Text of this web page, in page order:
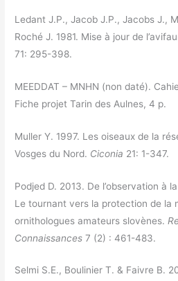
Ledant J.P., Jacob J.P., Jacobs J.,
Roché J. 1981. Mise à jour de
71: 295-398.
MEEDDAT – MNHN (non daté).
Fiche projet Tarin des Aulnes, 4 p.
Muller Y. 1997. Les oiseaux de la
Vosges du Nord. Ciconia 21: 1-347.
Podjed D. 2013. De l’observation à
Le tournant vers la protection de la
ornithologues amateurs slovènes.
Connaissances 7 (2) : 461-483.
Selmi S.E., Boulinier T. & Faivre B.